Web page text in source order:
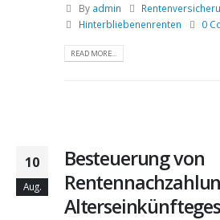
By admin
Hinterbliebenenrenten
0
READ MORE...
10
Aug.
Besteuerung von